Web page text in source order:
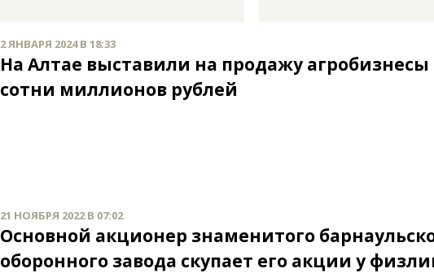
2 ЯНВАРЯ 2024 В 18:33
На Алтае выставили на продажу агробизнесы
сотни миллионов рублей
21 НОЯБРЯ 2022 В 07:02
Основной акционер знаменитого
оборонного завода скупает его акции у